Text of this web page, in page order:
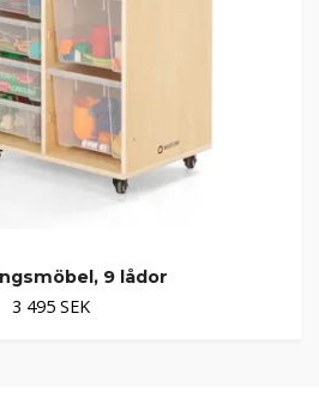
9 lådor
3 495 SEK